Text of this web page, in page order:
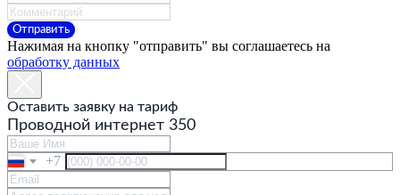
Отправить
Нажимая на кнопку "отправить" вы соглашаетесь на
обработку данных
Оставить заявку на тариф
Проводной интернет 350
+7